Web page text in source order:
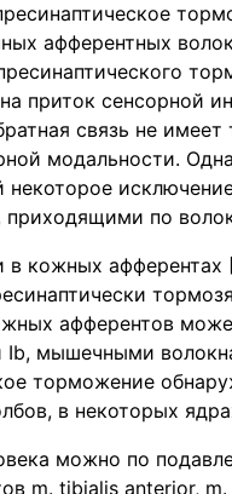
афферентных
приток сенсорной
связь не
модальности.
приходящими по
кожных
афферентов
мышечными
торможение
в некоторых
можно по
m. tibialis anterior,